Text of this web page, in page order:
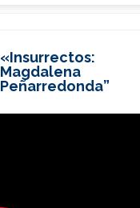
«Insurrectos:
Magdalena
Peñarredonda”